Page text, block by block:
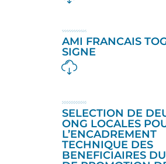
AMI FRANCAIS
SIGNE
SELECTION DE
ONG LOCALES
L’ENCADREMENT
TECHNIQUE DES
BENEFICIAIRES